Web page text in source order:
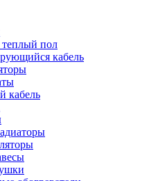
пол
кабель
кабель